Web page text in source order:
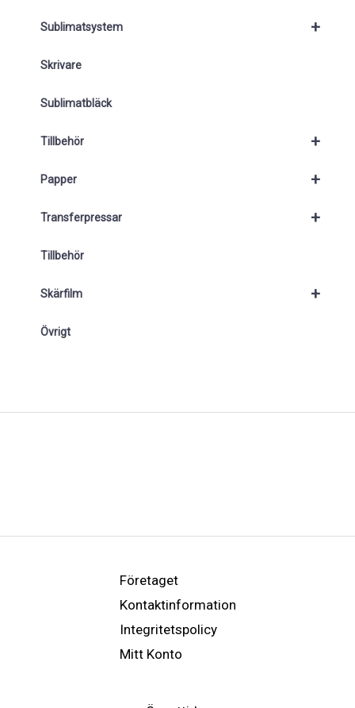
+
Sublimatsystem
Skrivare
Sublimatbläck
+
Tillbehör
+
Papper
+
Transferpressar
Tillbehör
+
Skärfilm
Övrigt
Företaget
Kontaktinformation
Integritetspolicy
Mitt Konto